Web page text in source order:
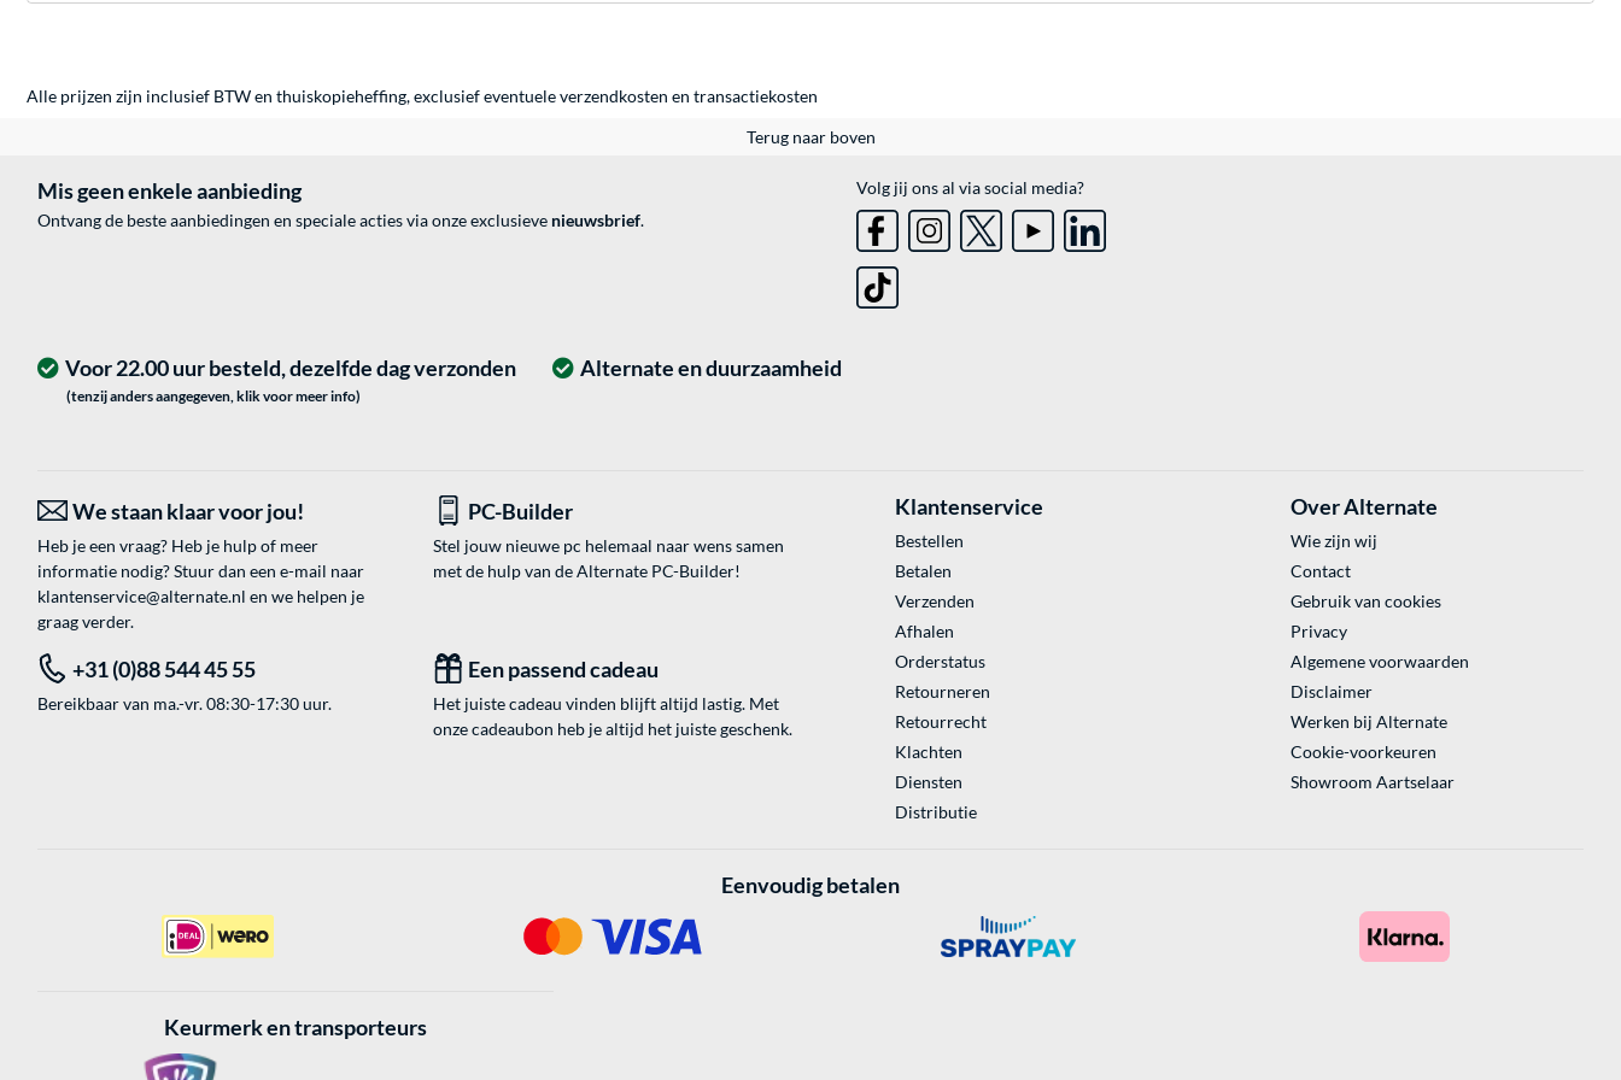
Alle prijzen zijn inclusief BTW en thuiskopieheffing, exclusief eventueleverzendkosten en transactiekosten
Terug naar boven
Mis geen enkele aanbieding
Ontvang de beste aanbiedingen en speciale acties via onze exclusieve nieuwsbrief.
Volg jij ons al via social media?
Alternate en duurzaamheid
Voor 22.00 uur besteld, dezelfde dag verzonden
(tenzij anders aangegeven, klik voor meer info)
We staan klaar voor jou!
Heb je een vraag? Heb je hulp of meer
informatie nodig? Stuur dan een e-mail naar
klantenservice@alternate.nl en we helpen je
graag verder.
PC-Builder
Stel jouw nieuwe pc helemaal naar wens samen
met de hulp van de Alternate PC-Builder!
+31 (0)88 544 45 55
Bereikbaar van ma.-vr. 08:30-17:30 uur.
Een passend cadeau
Het juiste cadeau vinden blijft altijd lastig. Met
onze cadeaubon heb je altijd het juiste geschenk.
Klantenservice
Bestellen
Betalen
Verzenden
Afhalen
Orderstatus
Retourneren
Retourrecht
Klachten
Diensten
Distributie
Over Alternate
Wie zijn wij
Contact
Gebruik van cookies
Privacy
Algemene voorwaarden
Disclaimer
Werken bij Alternate
Cookie-voorkeuren
Showroom Aartselaar
Eenvoudig betalen
Keurmerk en transporteurs